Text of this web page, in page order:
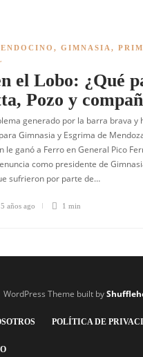
, GIMNASIA ,
el Lobo: ¿Qué
Pozo y
generado por la barra brava y
Gimnasia y Esgrima de
le ganó a Ferro en General Pico
como presidente de
sufrieron por parte de…
5 años ago 1 min
WordPress Theme built by
POLÍTICA DE